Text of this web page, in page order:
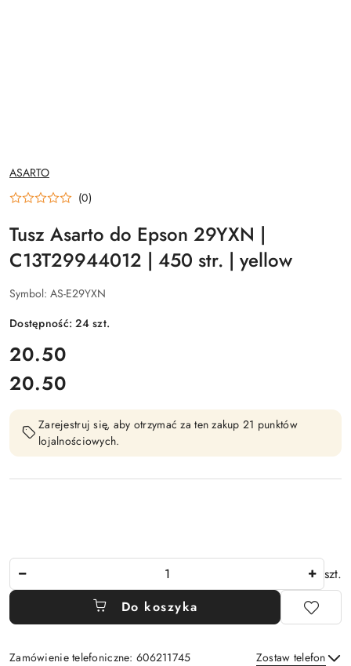
NAZWA
PRODUCENTA:
ASARTO
(0)
Tusz Asarto do Epson 29YXN |
C13T29944012 | 450 str. | yellow
Symbol: AS-E29YXN
Dostępność:24szt.
cena:
20.50
Cena:
20.50
Zarejestruj się, aby otrzymać za ten zakup 21 punktów
lojalnościowych.
szt.
Do koszyka
Zamówienie telefoniczne: 606211745 Zostaw telefon